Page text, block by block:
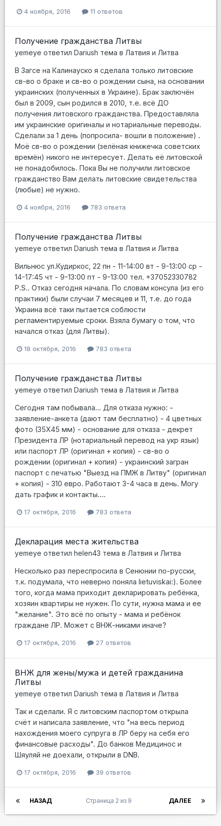
4 ноября, 2016 11 ответов
Получение гражданства Литвы
yemeye ответил Dariush тема в Латвия и Литва
В Загсе на Калинауско я сделала только литовские
св-во о браке и св-во о рождении сына, на основании
украинских (полученных в Украине). Брак заключён
был в 2009, сын родился в 2010, т.е. всё ДО
получения литовского гражданства. Предоставляла
им украинские оригиналы и нотариальные переводы.
Сделали за 1 день (попросила- вошли в положение) .
Моё св-во о рождении (зелёная книжечка советских
времён) никого не интересует. Делать её литовской
не понадобилось. Пока Вы не получили литовское
гражданство Вам делать литовские свидетельства
(любые) не нужно.
4 ноября, 2016 783 ответа
Получение гражданства Литвы
yemeye ответил Dariush тема в Латвия и Литва
Вильнюс ул.Кудиркос, 22 пн - 11-14:00 вт - 9-13:00 ср -
14-17:45 чт - 9-13:00 пт - 9-13:00 тел. +37052330782
P.S.. Отказ сегодня начала. По словам консула (из его
практики) были случаи 7 месяцев и 11, т.е. до года
Украина всё таки пытается соблюсти
регламентируемые сроки. Взяла бумагу о том, что
начался отказ (для Литвы).
18 октября, 2016 783 ответа
Получение гражданства Литвы
yemeye ответил Dariush тема в Латвия и Литва
Сегодня там побывала... Для отказа нужно: -
заявление-анкета (дают там бесплатно) - 4 цветных
фото (35Х45 мм) - основание для отказа - декрет
Президента ЛР (нотариальный перевод на укр язык)
или паспорт ЛР (оригинал + копия) - св-во о
рождении (оригинал + копия) - украинский загран
паспорт с печатью "Выезд на ПМЖ в Литву" (оригинал
+ копия) - 310 евро. Работают 3-4 часа в день. Могу
дать график и контакты....
17 октября, 2016 783 ответа
Декларация места жительства
yemeye ответил helen43 тема в Латвия и Литва
Несколько раз переспросила в Сенюнии по-русски,
т.к. подумала, что неверно поняла lietuviskai:). Более
того, когда мама приходит декларировать ребёнка,
хозяин квартиры не нужен. По сути, нужна мама и ее
"желание". Это всё по опыту - мама и ребёнок
граждане ЛР. Может с ВНЖ-никами иначе?
17 октября, 2016 27 ответов
ВНЖ для жены/мужа и детей гражданина
Литвы
yemeye ответил Dariush тема в Латвия и Литва
Так и сделали. Я с литовским паспортом открыла
счёт и написала заявление, что "на весь период
нахождения моего супруга в ЛР беру на себя его
финансовые расходы". До банков Медицинос и
Шяуляй не доехали, открыли в DNB.
17 октября, 2016 39 ответов
НАЗАД ДАЛЕЕ
Страница 2 из 9